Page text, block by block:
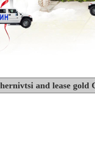
and lease gold